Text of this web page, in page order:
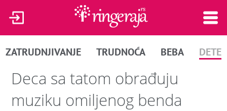
ZATRUDNJIVANJE TRUDNOĆA BEBA DETE
Deca sa tatom obrađuju
muziku omiljenog benda